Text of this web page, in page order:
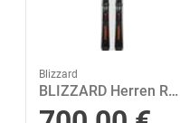
Blizzard
BLIZZARD Herren Racing Ski FIREBIRD TI + TP11 LIGHT DEMO 154 in Schwarz